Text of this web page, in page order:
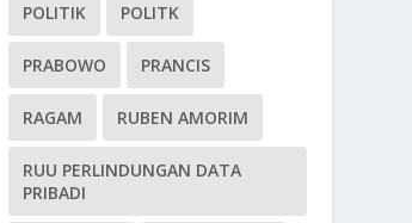
POLITIK POLITK
PRABOWO PRANCIS
RAGAM RUBEN AMORIM
RUU PERLINDUNGAN DATA
PRIBADI